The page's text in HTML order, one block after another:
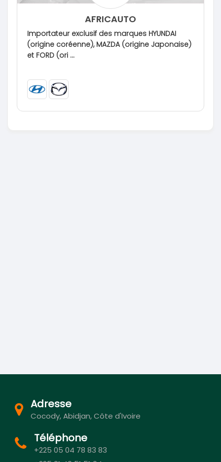
AFRICAUTO
Importateur exclusif des marques HYUNDAI
(origine coréenne), MAZDA (origine Japonaise)
et FORD (ori ...
Adresse
Cocody, Abidjan, Côte d'Ivoire
Téléphone
+225 05 04 78 83 83